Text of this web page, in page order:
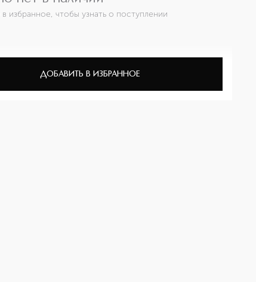
избранное, чтобы узнать о поступлении
ДОБАВИТЬ В ИЗБРАННОЕ